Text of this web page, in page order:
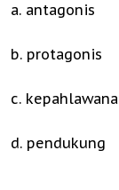
a. antagonis
b. protagonis
c.
d. pendukung